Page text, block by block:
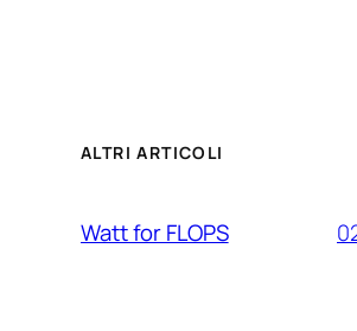
ALTRI ARTICOLI
Watt for FLOPS